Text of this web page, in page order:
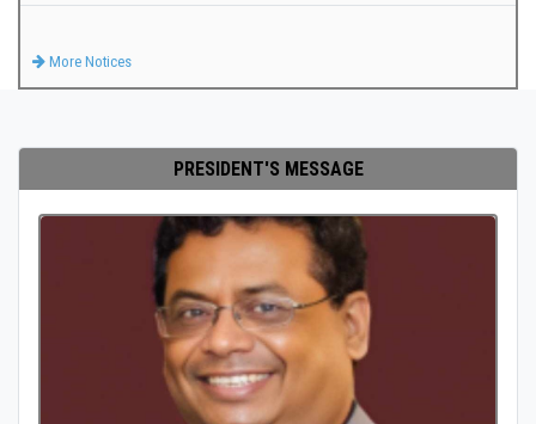
More Notices
PRESIDENT'S MESSAGE